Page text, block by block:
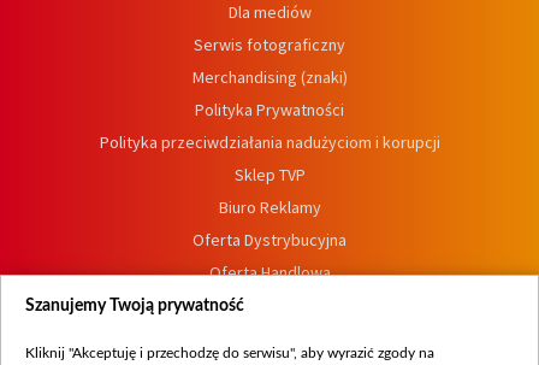
Dla mediów
Serwis fotograficzny
Merchandising (znaki)
Polityka Prywatności
Polityka przeciwdziałania nadużyciom i korupcji
Sklep TVP
Biuro Reklamy
Oferta Dystrybucyjna
Oferta Handlowa
Dostępność
Szanujemy Twoją prywatność
Kliknij "Akceptuję i przechodzę do serwisu", aby wyrazić zgody na